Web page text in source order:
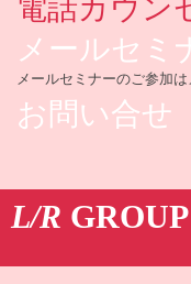
電話カウン
メールセミ
メールセミナーのご参加
お問い合せ
L/R GROUP